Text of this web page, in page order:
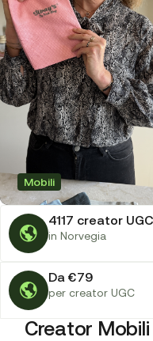
4117 creator UGC
in Norvegia
Mobili
Da €79
per creator UGC
Creator